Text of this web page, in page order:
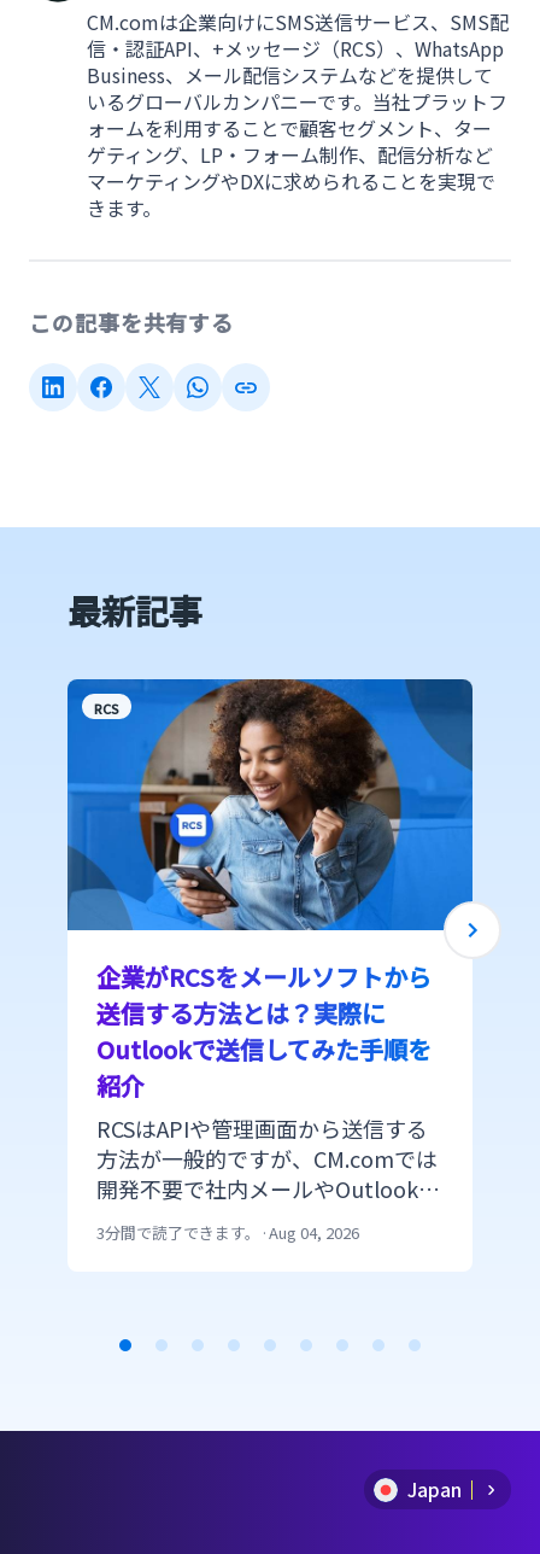
CM.comは企業向けにSMS送信サービス、SMS配
信・認証API、+メッセージ（RCS）、WhatsApp
Business、メール配信システムなどを提供して
いるグローバルカンパニーです。当社プラットフ
ォームを利用することで顧客セグメント、ター
ゲティング、LP・フォーム制作、配信分析など
マーケティングやDXに求められることを実現で
きます。
この記事を共有する
最新記事
RCS
企業がRCSをメールソフトから
送信する方法とは？実際に
Outlookで送信してみた手順を
紹介
RCSはAPIや管理画面から送信する
方法が一般的ですが、CM.comでは
開発不要で社内メールやOutlookや
Gmailなど普段利用しているメール
ソフトやPORTERSなどのメール送
した手順を紹介します。
3分間で読了できます。 ·Aug 04, 2026
1
Japan